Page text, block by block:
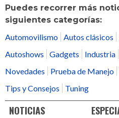
Puedes recorrer más
siguientes categorías:
Automovilismo
Autos clásicos
Autoshows
Gadgets Industria
Novedades
Prueba de Manejo
Tips y Consejos
Tuning
NOTICIAS